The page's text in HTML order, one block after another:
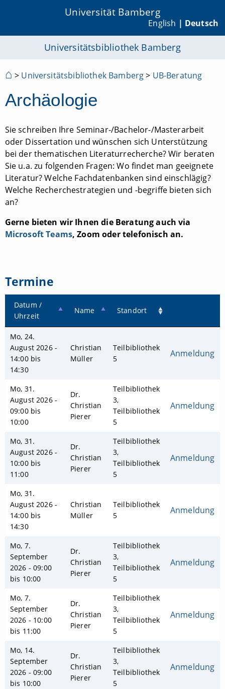
Universität Bamberg
English | Deutsch
Universitätsbibliothek Bamberg
⌂ > Universitätsbibliothek Bamberg> UB-Beratung
Archäologie
Sie schreiben Ihre Seminar-/Bachelor-/Masterarbeit
oder Dissertation und wünschen sich Unterstützung
bei der thematischen Literaturrecherche? Wir beraten
Sie u.a. zu folgenden Fragen: Wo findet man geeignete
Literatur? Welche Fachdatenbanken sind einschlägig?
Welche Recherchestrategien und -begriffe bieten sich
an?
Gerne bieten wir Ihnen die Beratung auch via
Microsoft Teams, Zoom oder telefonisch an.
Termine
Datum /
Uhrzeit
Name Standort
Mo, 24.
August 2026 -
14:00 bis
14:30
Christian
Müller
Teilbibliothek
5
Anmeldung
Mo, 31.
August 2026 -
09:00 bis
10:00
Dr.
Christian
Pierer
Teilbibliothek
3,
Teilbibliothek
5
Anmeldung
Mo, 31.
August 2026 -
10:00 bis
11:00
Dr.
Christian
Pierer
Teilbibliothek
3,
Teilbibliothek
5
Anmeldung
Mo, 31.
August 2026 -
14:00 bis
14:30
Christian
Müller
Teilbibliothek
5
Anmeldung
Mo, 7.
September
2026 - 09:00
bis 10:00
Dr.
Christian
Pierer
Teilbibliothek
3,
Teilbibliothek
5
Anmeldung
Mo, 7.
September
2026 - 10:00
bis 11:00
Dr.
Christian
Pierer
Teilbibliothek
3,
Teilbibliothek
5
Anmeldung
Mo, 14.
September
2026 - 09:00
bis 10:00
Dr.
Christian
Pierer
Teilbibliothek
3,
Teilbibliothek
5
Anmeldung